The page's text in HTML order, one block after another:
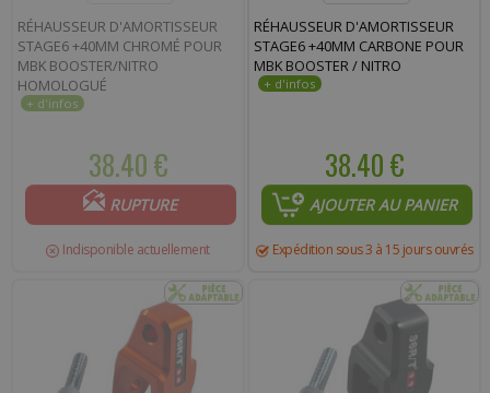
RÉHAUSSEUR D'AMORTISSEUR
STAGE6 +40MM CHROMÉ POUR
MBK BOOSTER/NITRO
HOMOLOGUÉ
38.40 €
RUPTURE
Indisponible actuellement
RÉHAUSSEUR D'AMORTISSEUR
STAGE6 +40MM CARBONE POUR
MBK BOOSTER / NITRO
38.40 €
AJOUTER AU PANIER
Expédition sous 3 à 15 jours ouvrés